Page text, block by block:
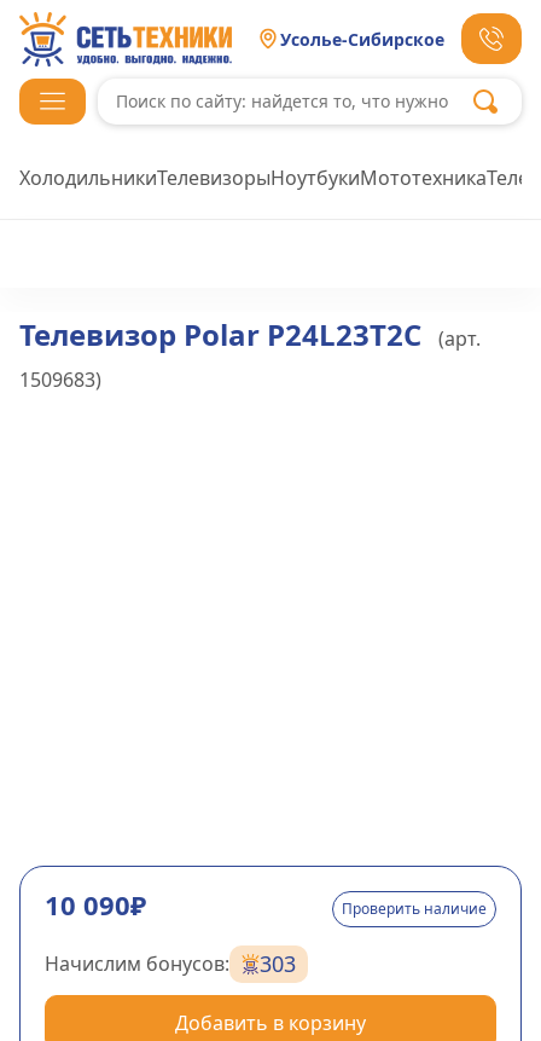
Усолье-Сибирское
ХолодильникиТелевизорыНоутбукиМототехника
Телевизор Polar P24L23T2C
(арт.
1509683)
10 090₽ Проверить наличие
Начислим бонусов: 303
Добавить в корзину